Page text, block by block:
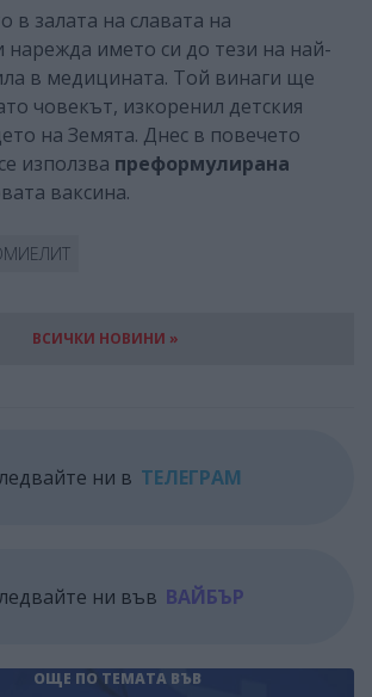
в залата на славата на
нарежда името си до тези на най-
в медицината. Той винаги ще
човекът, изкоренил детския
на Земята. Днес в повечето
използва преформулирана
ваксина.
ВСИЧКИ НОВИНИ »
ни в ТЕЛЕГРАМ
ни във ВАЙБЪР
ОЩЕ ПО ТЕМАТА ВЪВ